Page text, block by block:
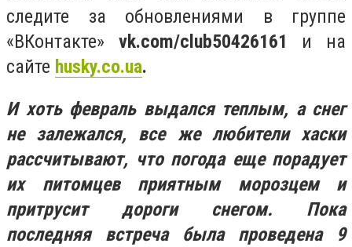
следите за обновлениями в группе
«ВКонтакте» vk.com/club50426161 и на
сайте husky.co.ua.
И хоть февраль выдался теплым, а снег
не залежался, все же любители хаски
рассчитывают, что погода еще порадует
их питомцев приятным морозцем и
притрусит дороги снегом. Пока
последняя встреча была проведена 9